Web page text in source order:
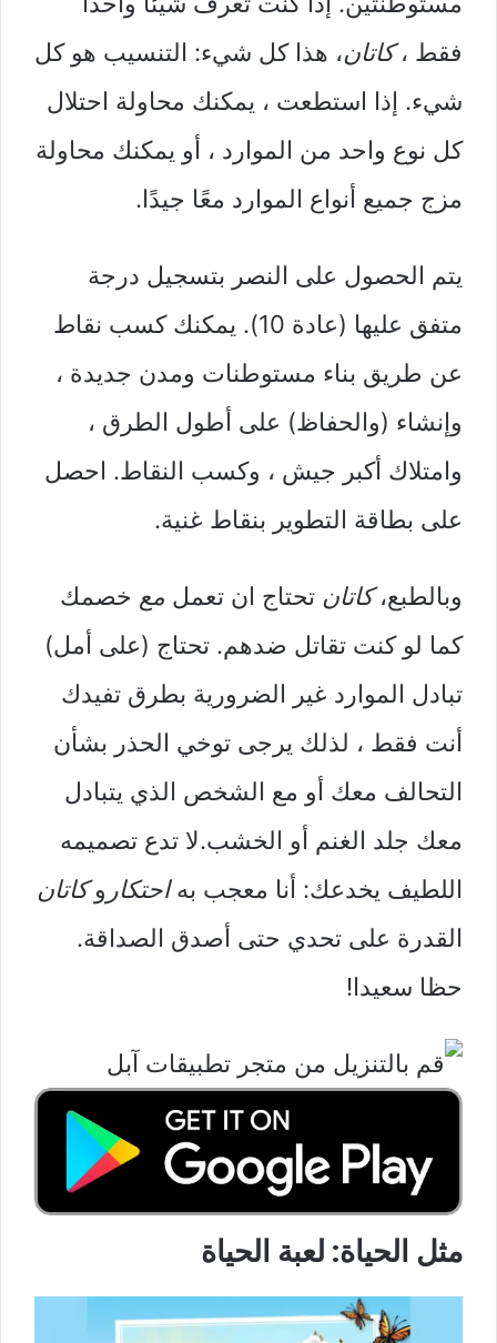
فقط ،كاتان، هذا كل شيء: التنسيب هو كل
شيء. إذا استطعت ، يمكنك محاولة احتلال
كل نوع واحد من الموارد ، أو يمكنك محاولة
مزج جميع أنواع الموارد معًا جيدًا.
يتم الحصول على النصر بتسجيل درجة
متفق عليها (عادة 10). يمكنك كسب نقاط
عن طريق بناء مستوطنات ومدن جديدة ،
وإنشاء (والحفاظ) على أطول الطرق ،
وامتلاك أكبر جيش ، وكسب النقاط. احصل
على بطاقة التطوير بنقاط غنية.
وبالطبع،كاتان تحتاج ان تعمل مع خصمك
كما لو كنت تقاتل ضدهم. تحتاج (على أمل)
تبادل الموارد غير الضرورية بطرق تفيدك
أنت فقط ، لذلك يرجى توخي الحذر بشأن
التحالف معك أو مع الشخص الذي يتبادل
معك جلد الغنم أو الخشب.لا تدع تصميمه
اللطيف يخدعك: أنا معجب بهاحتكار وكاتان
القدرة على تحدي حتى أصدق الصداقة.
حظا سعيدا!
مثل الحياة: لعبة الحياة